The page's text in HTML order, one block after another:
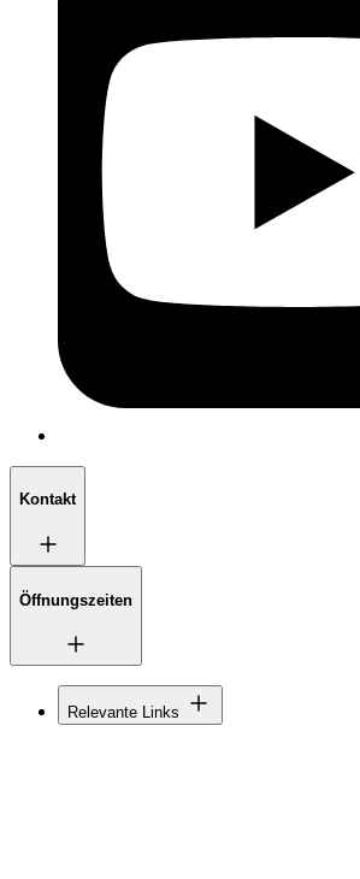
Kontakt
Öffnungszeiten
Relevante Links